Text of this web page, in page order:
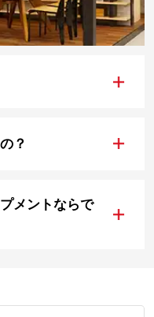
+
？ +
メントならで
+